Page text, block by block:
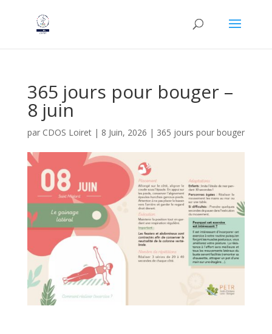
365 jours pour bouger –
8 juin
par CDOS Loiret| 8 Juin, 2026 | 365 jours pour bouger